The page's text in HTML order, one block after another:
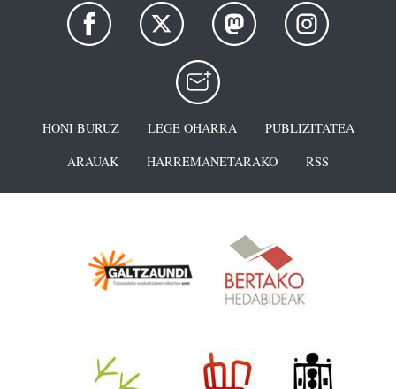
HONI BURUZ LEGE OHARRA
PUBLIZITATEA
ARAUAK
HARREMANETARAKO RSS